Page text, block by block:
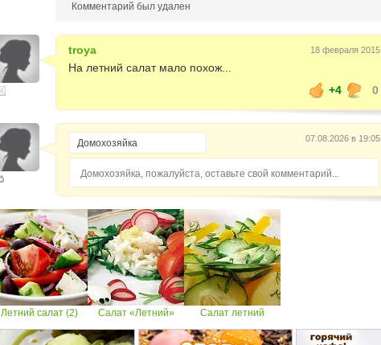
Комментарий был удален
troya 18 февраля 2015
На летний салат мало похож...
+4
0
07.08.2026 в 19:05
Домохозяйка, пожалуйста, оставьте свой комментарий...
Летний салат (2) Салат «Летний» Салат летний